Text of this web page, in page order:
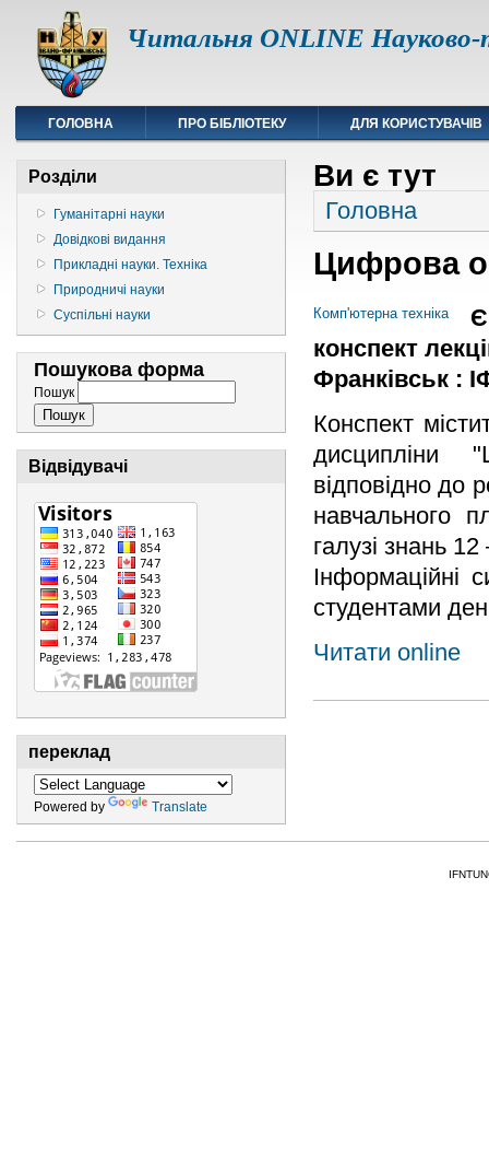
Читальня ONLINE Науково-
ГОЛОВНА ПРО БІБЛІОТЕКУ ДЛЯ КОРИСТУВАЧІВ
Розділи
Гуманітарні науки
Довідкові видання
Прикладні науки. Техніка
Природничі науки
Суспільні науки
Пошукова форма
Пошук
Відвідувачі
переклад
Powered by Translate
Ви є тут
Головна
Цифрова
Комп'ютерна техніка
конспект
Франківськ :
Конспект
дисципліни
відповідно до
навчального
галузі знань
Інформаційні
студентами
Читати online